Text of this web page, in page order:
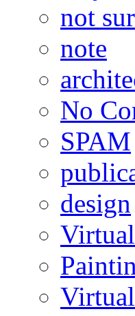
not
note
No
SPAM
design